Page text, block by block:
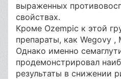
выраженных
свойствах.
Кроме Ozempic к этой
препараты, как Wegovy ,
Однако именно
продемонстрировал
результаты в снижении